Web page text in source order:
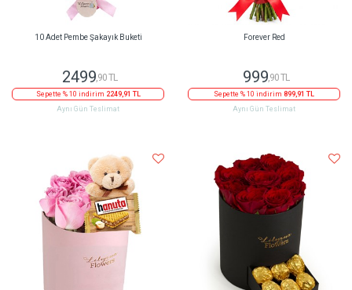
10 Adet Pembe Şakayık Buketi
2499 ,90 TL
Sepette % 10 indirim 2249,91 TL
Aynı Gün Teslimat
Forever Red
999,90 TL
Sepette % 10 indirim 899,91 TL
Aynı Gün Teslimat